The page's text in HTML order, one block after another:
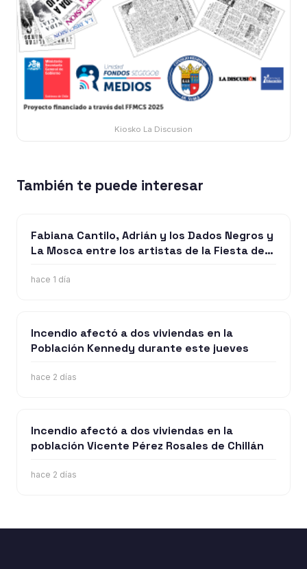
Kiosko La Discusion
También te puede interesar
Fabiana Cantilo, Adrián y los Dados Negros y
La Mosca entre los artistas de la Fiesta de
hace 1 día
Incendio afectó a dos viviendas en la
Población Kennedy durante este jueves
hace 2 días
Incendio afectó a dos viviendas en la
población Vicente Pérez Rosales de Chillán
hace 2 días